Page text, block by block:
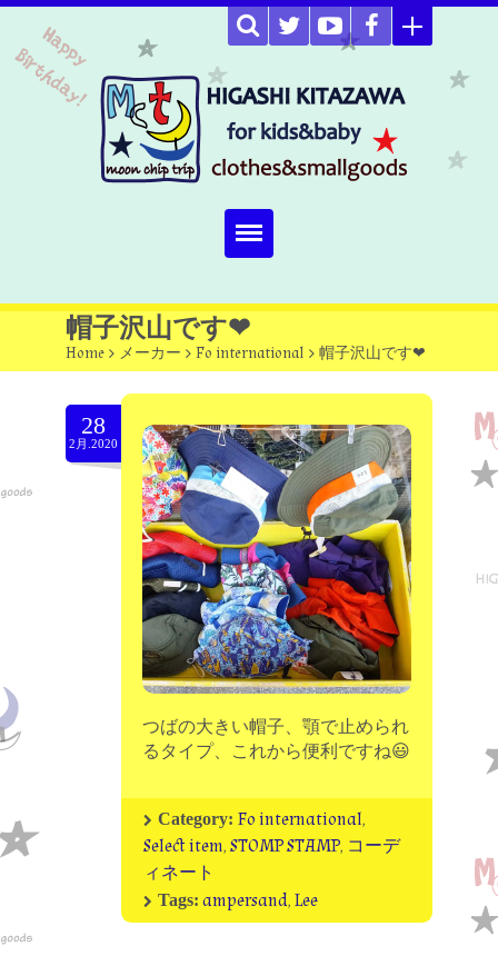
Home
about
Select item
omutucake
moon chip trip original
my account
Store
minna kitchen komeco
帽子沢山です❤
Home > メーカー > Fo international > 帽子沢山です❤
28
2月.2020
つばの大きい帽子、顎で止められ
るタイプ、これから便利ですね😃
Category: Fo international,
Select item,STOMP STAMP, コーデ
ィネート
Tags: ampersand,Lee